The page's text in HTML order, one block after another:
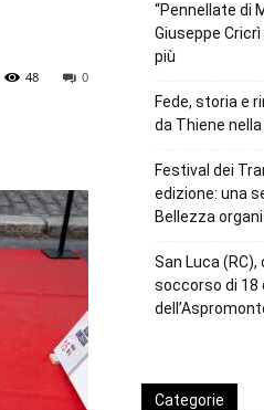
0
48
“Pennellate di
Giuseppe
più
Fede, storia e
da Thiene
Festival dei
edizione: una
Bellezza
San Luca
soccorso di 18
Categorie